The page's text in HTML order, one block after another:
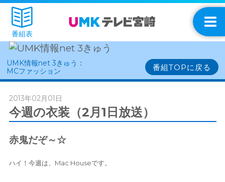
番組表
UMK情報net 3きゅう：
MCファッション
番組TOPに戻る
2013年02月01日
今週の衣装（2月1日放送）
赤鬼だぞ～☆
ハイ！今週は、Mac Houseです。